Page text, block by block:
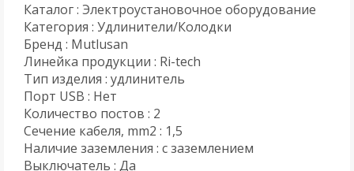
Каталог : Электроустановочное оборудование
Категория : Удлинители/Колодки
Бренд : Mutlusan
Линейка продукции : Ri-tech
Тип изделия : удлинитель
Порт USB : Нет
Количество постов : 2
Сечение кабеля, mm2 : 1,5
Наличие заземления : с заземлением
Выключатель : Да